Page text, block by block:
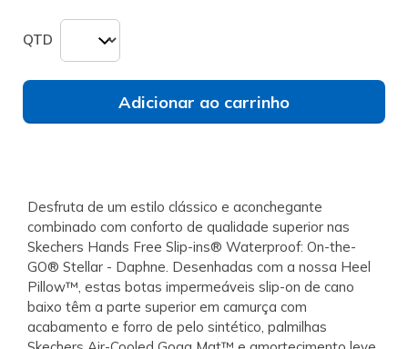
QTD
Adicionar ao carrinho
Desfruta de um estilo clássico e aconchegante
combinado com conforto de qualidade superior nas
Skechers Hands Free Slip-ins® Waterproof: On-the-
GO® Stellar - Daphne. Desenhadas com a nossa Heel
Pillow™, estas botas impermeáveis slip-on de cano
baixo têm a parte superior em camurça com
acabamento e forro de pelo sintético, palmilhas